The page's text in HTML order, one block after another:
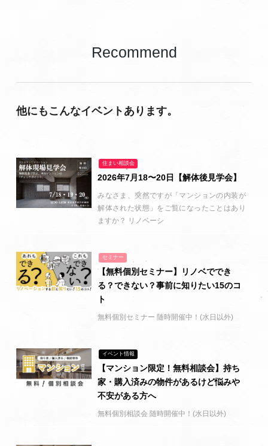
Recommend
他にもこんなイベントあります。
住まい相談会
2026年7月18〜20日【解体後見学会】
みなさま、突然ですが「マンションの内装が
解体された状態」をご覧になったことはあり
ますか？ リノベーシ
セミナー
【無料個別セミナー】リノベででき
る？できない？事前に知りたい15のコ
ト
無料個別セミナー 随時開催中！(水日以外)
イベント情報
【マンション限定！無料相談会】持ち
家・購入済みの物件があるけど悩みや
不安がある方へ
無料個別相談会 随時開催中！(水日以外)